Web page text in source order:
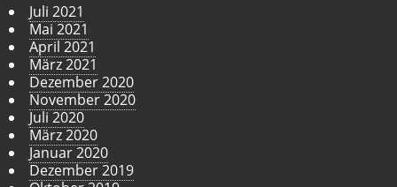
Juli 2021
Mai 2021
April 2021
März 2021
Dezember 2020
November 2020
Juli 2020
März 2020
Januar 2020
Dezember 2019